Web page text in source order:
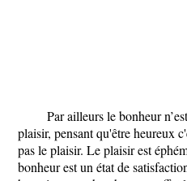
Par ailleurs le bonheur
plaisir, pensant qu'être heureux
pas le plaisir. Le plaisir est
bonheur est un état de